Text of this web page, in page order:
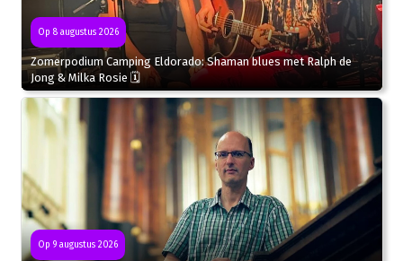
Op 8 augustus 2026
Zomerpodium Camping Eldorado: Shaman blues met Ralph de
Jong & Milka Rosie 🗓
Op 9 augustus 2026